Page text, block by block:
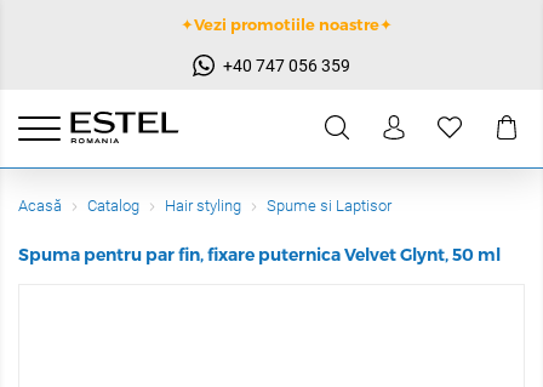
✦Vezi promotiile noastre✦
+40 747 056 359
Acasă Catalog Hair styling Spume si Laptisor
Spuma pentru par fin, fixare puternica Velvet Glynt, 50 ml